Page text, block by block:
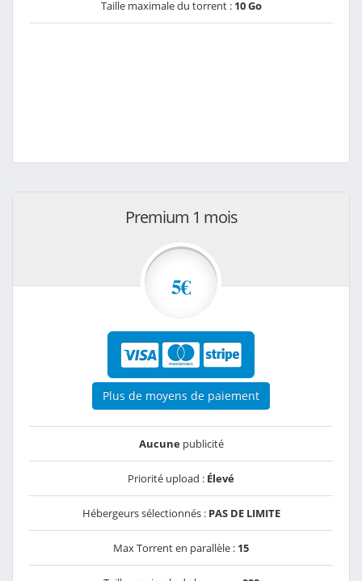
Taille maximale du torrent : 10 Go
Premium 1 mois
5€
Plus de moyens de paiement
Aucunepublicité
Priorité upload : Élevé
Hébergeurs sélectionnés : PAS DE LIMITE
Max Torrent en parallèle : 15